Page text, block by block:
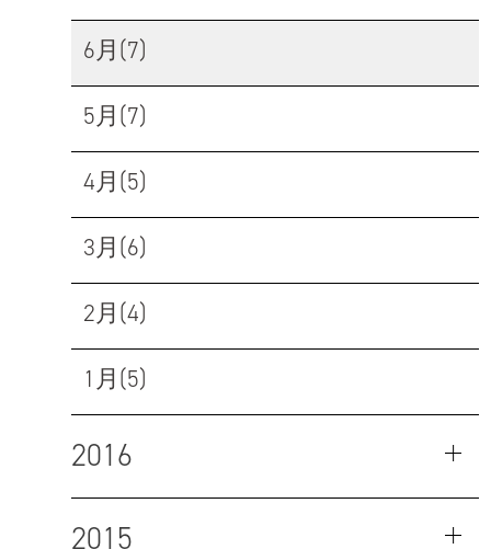
6月(7)
5月(7)
4月(5)
3月(6)
2月(4)
1月(5)
2016
2015